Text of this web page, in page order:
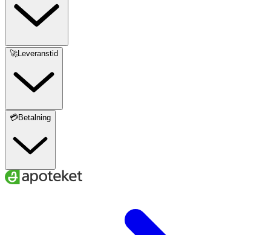
🚀Leveranstid
💳Betalning